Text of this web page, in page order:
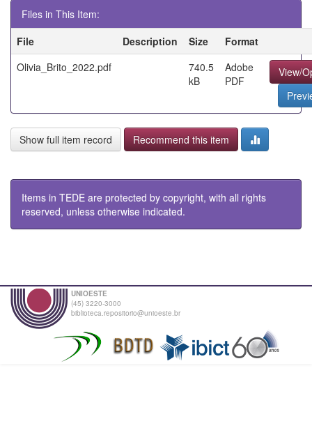
Files in This Item:
File
Description Size
Format
Olivia_Brito_2022.pdf
740.5
kB
Adobe
PDF
View/
Show full item record Recommend this item
Items in TEDE are protected by copyright, with all rights
reserved, unless otherwise indicated.
UNIOESTE
(45) 3220-3000
biblioteca.repositorio@unioeste.br